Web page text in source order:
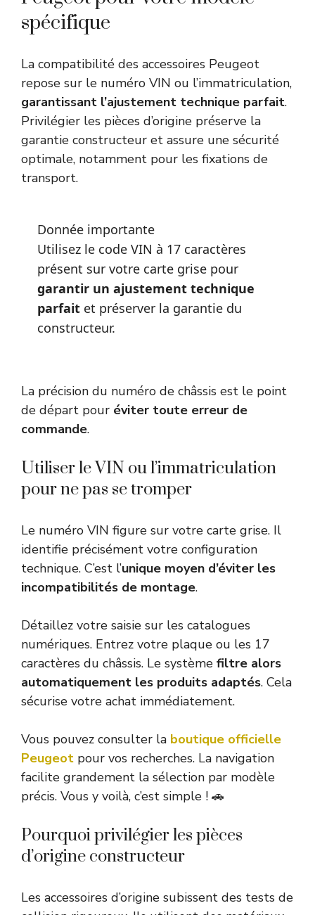
spécifique
La compatibilité des accessoires Peugeot
repose sur le numéro VIN ou l’immatriculation,
garantissant l’ajustement technique parfait.
Privilégier les pièces d’origine préserve la
garantie constructeur et assure une sécurité
optimale, notamment pour les fixations de
transport.
Donnée importante
Utilisez le code VIN à 17 caractères
présent sur votre carte grise pour
garantir un ajustement technique
parfaitet préserver la garantie du
constructeur.
La précision du numéro de châssis est le point
de départ pour éviter toute erreur de
commande.
Utiliser le VIN ou l’immatriculation
pour ne pas se tromper
Le numéro VIN figure sur votre carte grise. Il
identifie précisément votre configuration
technique. C’est l’unique moyen d’éviter les
incompatibilités de montage.
Détaillez votre saisie sur les catalogues
numériques. Entrez votre plaque ou les 17
caractères du châssis. Le système filtre alors
automatiquement les produits adaptés. Cela
sécurise votre achat immédiatement.
Vous pouvez consulter la boutique officielle
Peugeot pour vos recherches. La navigation
facilite grandement la sélection par modèle
précis. Vous y voilà, c’est simple ! 🚗
Pourquoi privilégier les pièces
d’origine constructeur
Les accessoires d’origine subissent des tests de